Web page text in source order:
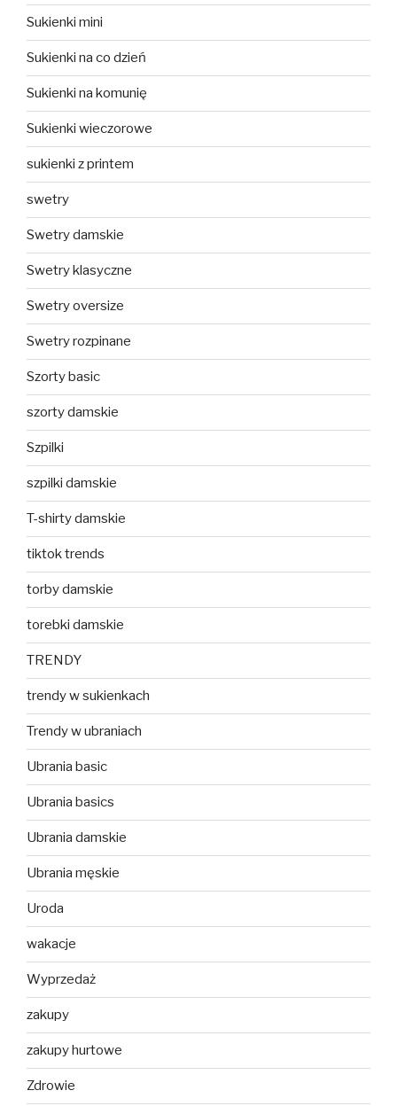
Sukienki mini
Sukienki na co dzień
Sukienki na komunię
Sukienki wieczorowe
sukienki z printem
swetry
Swetry damskie
Swetry klasyczne
Swetry oversize
Swetry rozpinane
Szorty basic
szorty damskie
Szpilki
szpilki damskie
T-shirty damskie
tiktok trends
torby damskie
torebki damskie
TRENDY
trendy w sukienkach
Trendy w ubraniach
Ubrania basic
Ubrania basics
Ubrania damskie
Ubrania męskie
Uroda
wakacje
Wyprzedaż
zakupy
zakupy hurtowe
Zdrowie